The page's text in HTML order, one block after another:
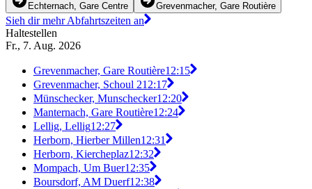
Echternach, Gare Centre Grevenmacher, Gare Routière
Sieh dir mehr Abfahrtszeiten an
Haltestellen
Fr., 7. Aug. 2026
Grevenmacher, Gare Routière12:15
Grevenmacher, Schoul 212:17
Münschecker, Munschecker12:20
Manternach, Gare Routière12:24
Lellig, Lellig12:27
Herborn, Hierber Millen12:31
Herborn, Kiercheplaz12:32
Mompach, Um Buer12:35
Boursdorf, AM Duerf12:38